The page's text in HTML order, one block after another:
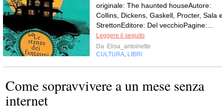
originale: The haunted houseAutore:
Collins, Dickens, Gaskell, Procter, Sala
StrettonEditore: Del vecchioPagine:...
Leggere il seguito
Da Elisa_antoinette
CULTURA LIBRI
Come sopravvivere a un mese senza
internet